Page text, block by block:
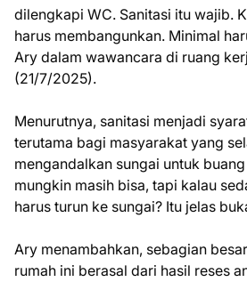
dilengkapi WC. Sanitasi itu wajib.
harus membangunkan. Minimal
Ary dalam wawancara di ruang
(21/7/2025).
Menurutnya, sanitasi menjadi
terutama bagi masyarakat yang
mengandalkan sungai untuk
mungkin masih bisa, tapi kalau
harus turun ke sungai? Itu jelas
Ary menambahkan, sebagian
rumah ini berasal dari hasil reses